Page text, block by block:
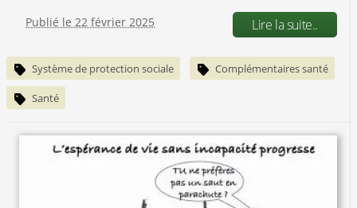
Publié le 22 février 2025 Lire la suite..
Système de protection sociale Complémentaires santé
Santé